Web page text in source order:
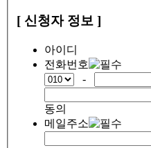
[ 신청자 정보 ]
아이디
전화번호
-
동의
메일주소